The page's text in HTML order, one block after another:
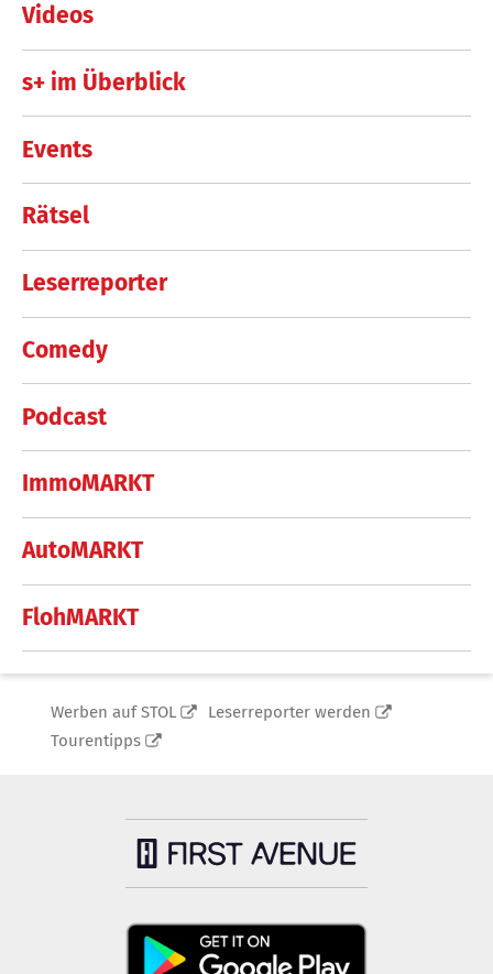
Videos
s+ im Überblick
Events
Rätsel
Leserreporter
Comedy
Podcast
ImmoMARKT
AutoMARKT
FlohMARKT
Werben auf STOL
Leserreporter werden
Tourentipps